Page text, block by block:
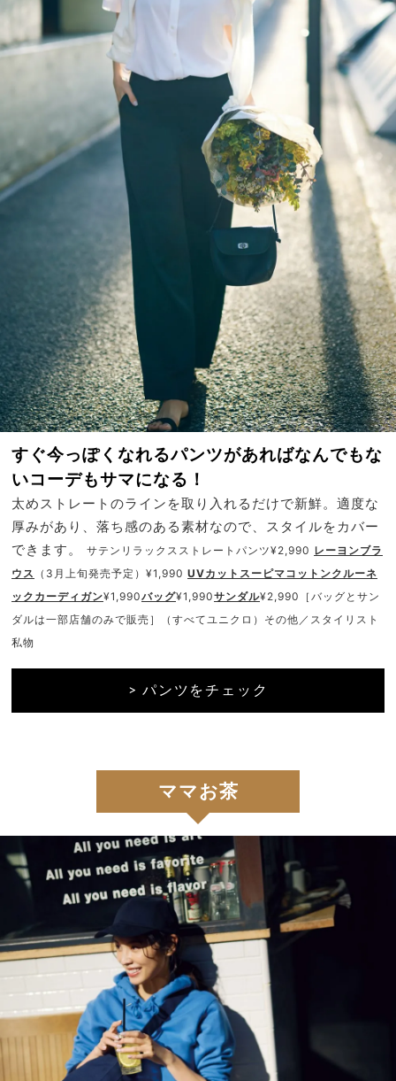
すぐ今っぽくなれるパンツがあればなんでもな
いコーデもサマになる！
太めストレートのラインを取り入れるだけで新鮮。適度な
厚みがあり、落ち感のある素材なので、スタイルをカバー
できます。
サテンリラックスストレートパンツ¥2,990 レーヨンブラ
ウス （3月上旬発売予定）¥1,990 UVカットスーピマコットンクルーネ
ックカーディガン¥1,990バッグ¥1,990サンダル¥2,990［バッグとサン
ダルは一部店舗のみで販売］（すべてユニクロ）その他／スタイリスト
私物
> パンツをチェック
ママお茶